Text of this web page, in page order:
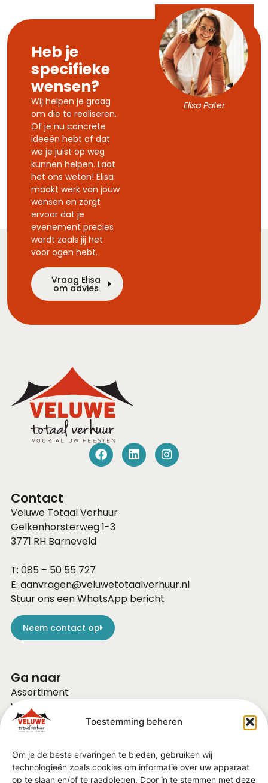
Toestemming beheren
Om je de beste ervaringen te bieden, gebruiken wij
technologieën zoals cookies om informatie over uw apparaat
op te slaan en/of te raadplegen. Door in te stemmen met deze
Elisa Pater
Heb je
specifieke
wensen?
Wij helpen je graag
om die te realiseren.
Of je nu concrete
ideeën hebt of dat
we je juist op weg
kunnen helpen. Laat
het ons weten! Elisa
maakt werk van jouw
wensen en zorgt
ervoor dat je
evenement precies
wordt zoals jij het
voor ogen hebt.
Vraag Elisa
om advies
Contact
Veluwe Totaal Verhuur
Gelkenhorsterweg 1-3
3771 RH Barneveld
T: 085 – 50 55 727
E: aanvragen@veluwetotaalverhuur.nl
Stuur ons een WhatsApp bericht
Neem contact op
Ga naar
Assortiment
Voor bedrijven
Over ons
Vacatures
FAQ
Contact
Vraag of advies?